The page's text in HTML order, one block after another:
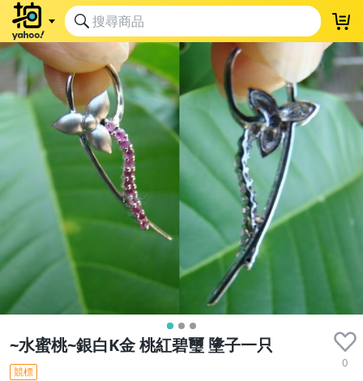
~水蜜桃~銀白K金 桃紅碧璽 墬子一只
0
競標